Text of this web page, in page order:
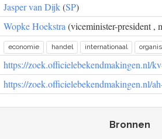
Jasper van Dijk(SP)
Wopke Hoekstra (viceminister-president ,
economie handel internationaal
https://zoek.officielebekendmakingen.nl/
https://zoek.officielebekendmakingen.nl/
Bronnen